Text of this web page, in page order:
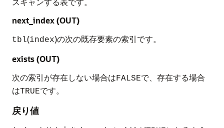
next_index (OUT)
tbl(index)の次の既存要素の索引です。
exists (OUT)
次の索引が存在しない場合はFALSEで、存在する場合
はTRUEです。
戻り値